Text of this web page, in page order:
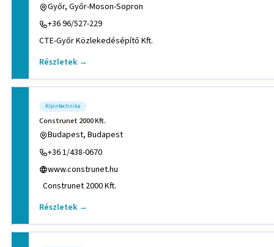
Győr, Győr-Moson-Sopron
+36 96/527-229
CTE-Győr Közlekedésépítő Kft.
Részletek →
Alpintechnika
Construnet 2000 Kft.
Budapest, Budapest
+36 1/438-0670
www.construnet.hu
Construnet 2000 Kft.
Részletek →